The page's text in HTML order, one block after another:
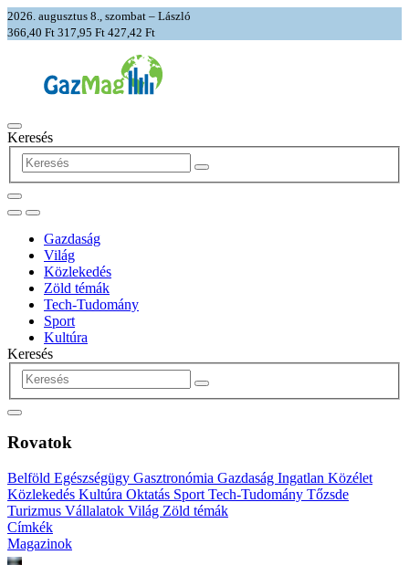
2026. augusztus 8., szombat – László
366,40 Ft 317,95 Ft 427,42 Ft
Keresés
Gazdaság
Világ
Közlekedés
Zöld témák
Tech-Tudomány
Sport
Kultúra
Keresés
Rovatok
Belföld Egészségügy Gasztronómia Gazdaság Ingatlan Közélet
Közlekedés Kultúra Oktatás Sport Tech-Tudomány Tőzsde
Turizmus Vállalatok Világ Zöld témák
Címkék
Magazinok